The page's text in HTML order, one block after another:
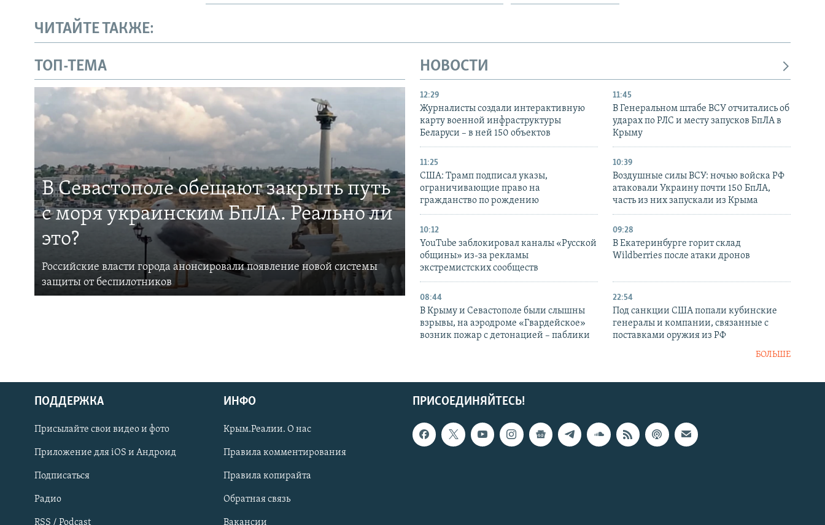
Українською
Qırımtatar
ПРИСОЕДИНЯЙТЕСЬ!
ЧИТАЙТЕ ТАКЖЕ:
ТОП-ТЕМА
В Севастополе обещают закрыть путь
с моря украинским БпЛА. Реально ли
это?
Российские власти города анонсировали появление новой системы
защиты от беспилотников
НОВОСТИ
12:29
Журналисты создали интерактивную
карту военной инфраструктуры
Беларуси – в ней 150 объектов
11:45
В Генеральном штабе ВСУ отчитались об
ударах по РЛС и месту запусков БпЛА в
Крыму
11:25
США: Трамп подписал указы,
ограничивающие право на
гражданство по рождению
10:39
Воздушные силы ВСУ: ночью войска РФ
атаковали Украину почти 150 БпЛА,
часть из них запускали из Крыма
10:12
YouTube заблокировал каналы «Русской
общины» из-за рекламы
экстремистских сообществ
09:28
В Екатеринбурге горит склад
Wildberries после атаки дронов
08:44
В Крыму и Севастополе были слышны
взрывы, на аэродроме «Гвардейское»
возник пожар с детонацией – паблики
22:54
Под санкции США попали кубинские
генералы и компании, связанные с
поставками оружия из РФ
БОЛЬШЕ
ПРИСОЕДИНЯЙТЕСЬ!
ПОДДЕРЖКА
Присылайте свои видео и фото
Приложение для iOS и Андроид
Подписаться
Радио
RSS / Podcast
ИНФО
Крым.Реалии. О нас
Правила комментирования
Правила копирайта
Обратная связь
Вакансии